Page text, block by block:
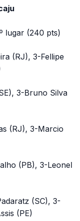
lugar (240 pts)
(RJ), 3-Fellipe
3-Bruno Silva
(RJ), 3-Marcio
(PB), 3-Leonel
(SC), 3-
(PE)